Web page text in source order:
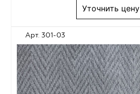
Уточнить цену
Арт. 301-03